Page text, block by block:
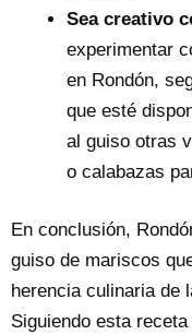
Sea creativo
experimentar
en Rondón,
que esté
al guiso otras
o calabazas
En conclusión,
guiso de mariscos
herencia culinaria de
Siguiendo esta